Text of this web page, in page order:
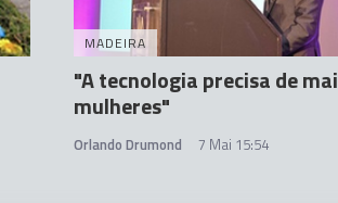
MADEIRA
"A tecnologia precisa de
mulheres"
Orlando Drumond 7 Mai 15:54